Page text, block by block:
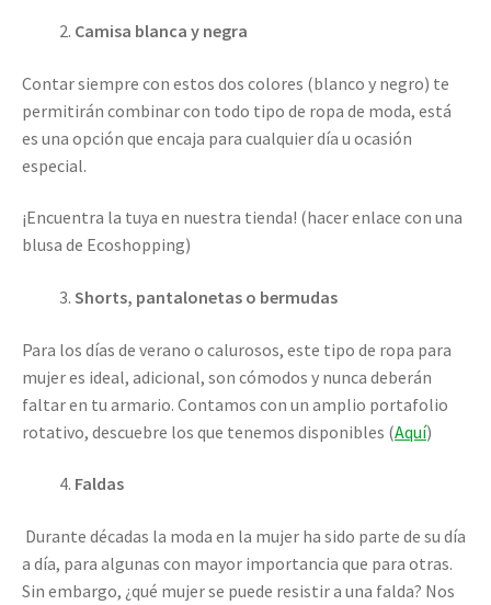
Camisa blanca y negra
Contar siempre con estos dos colores (blanco y negro) te
permitirán combinar con todo tipo de ropa de moda, está
es una opción que encaja para cualquier día u ocasión
especial.
¡Encuentra la tuya en nuestra tienda! (hacer enlace con una
blusa de Ecoshopping)
Shorts, pantalonetas o bermudas
Para los días de verano o calurosos, este tipo de ropa para
mujer es ideal, adicional, son cómodos y nunca deberán
faltar en tu armario. Contamos con un amplio portafolio
rotativo, descuebre los que tenemos disponibles (Aquí)
Faldas
Durante décadas la moda en la mujer ha sido parte de su día
a día, para algunas con mayor importancia que para otras.
Sin embargo, ¿qué mujer se puede resistir a una falda? Nos